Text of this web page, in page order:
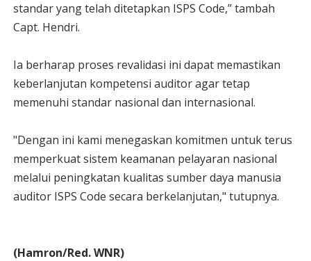
standar yang telah ditetapkan ISPS Code,” tambah
Capt. Hendri.
Ia berharap proses revalidasi ini dapat memastikan
keberlanjutan kompetensi auditor agar tetap
memenuhi standar nasional dan internasional.
"Dengan ini kami menegaskan komitmen untuk terus
memperkuat sistem keamanan pelayaran nasional
melalui peningkatan kualitas sumber daya manusia
auditor ISPS Code secara berkelanjutan," tutupnya.
(Hamron/Red. WNR)